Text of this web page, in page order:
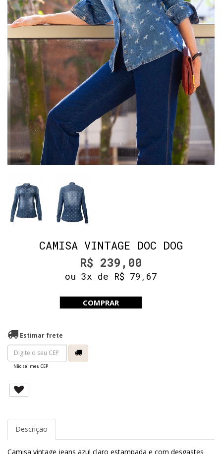
CAMISA VINTAGE DOC DOG
R$ 239,00
ou 3x de R$ 79,67
COMPRAR
Estimar frete
Não sei meu CEP
Descrição
Camisa vintage jeans azul claro estampada e com desgastes